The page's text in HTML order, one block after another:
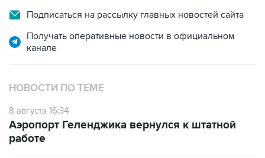
Подписаться на рассылку главных новостей сайта
Получать оперативные новости в официальном
канале
НОВОСТИ ПО ТЕМЕ
8 августа 16:34
Аэропорт Геленджика вернулся к штатной
работе